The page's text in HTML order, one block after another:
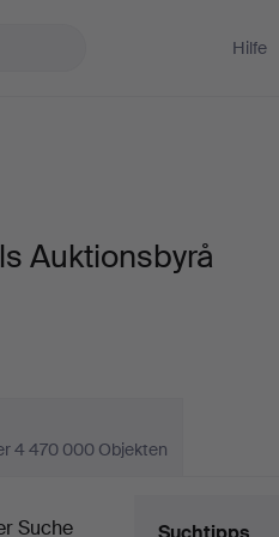
Hilfe
Auktionsbyrå
4 470 000 Objekten
Suche